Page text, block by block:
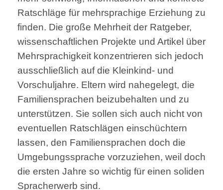
Ratschläge für mehrsprachige Erziehung zu
finden. Die große Mehrheit der Ratgeber,
wissenschaftlichen Projekte und Artikel über
Mehrsprachigkeit konzentrieren sich jedoch
ausschließlich auf die Kleinkind- und
Vorschuljahre. Eltern wird nahegelegt, die
Familiensprachen beizubehalten und zu
unterstützen. Sie sollen sich auch nicht von
eventuellen Ratschlägen einschüchtern
lassen, den Familiensprachen doch die
Umgebungssprache vorzuziehen, weil doch
die ersten Jahre so wichtig für einen soliden
Spracherwerb sind.